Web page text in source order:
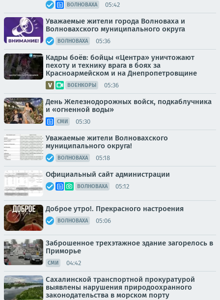
ВОЛНОВАХА 05:42
Уважаемые жители города Волноваха и
Волновахского муниципального округа
ВОЛНОВАХА 05:36
Кадры боёв: бойцы «Центра» уничтожают
пехоту и технику врага в боях за
Красноармейском и на Днепропетровщине
ВОЕНКОРЫ 05:36
День Железнодорожных войск, подкаблучника
и «огненной воды»
СМИ 05:30
Уважаемые жители Волновахского
муниципального округа!
ВОЛНОВАХА 05:18
Официальный сайт администрации
ВОЛНОВАХА 05:12
Доброе утро!. Прекрасного настроения
ВОЛНОВАХА 05:06
Заброшенное трехэтажное здание загорелось в
Приморье
СМИ 04:42
Сахалинской транспортной прокуратурой
выявлены нарушения природоохранного
законодательства в морском порту